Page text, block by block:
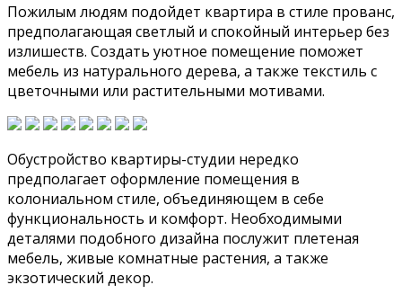
Пожилым людям подойдет квартира в стиле прованс,
предполагающая светлый и спокойный интерьер без
излишеств. Создать уютное помещение поможет
мебель из натурального дерева, а также текстиль с
цветочными или растительными мотивами.
Обустройство квартиры-студии нередко
предполагает оформление помещения в
колониальном стиле, объединяющем в себе
функциональность и комфорт. Необходимыми
деталями подобного дизайна послужит плетеная
мебель, живые комнатные растения, а также
экзотический декор.